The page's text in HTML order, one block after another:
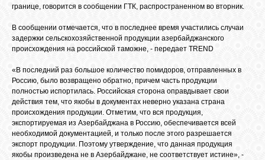
ФОРУМ
О САЙТЕ
границе, говорится в сообщении ГТК, распространенном во вторник.
В сообщении отмечается, что в последнее время участились случаи
задержки сельскохозяйственной продукции азербайджанского
происхождения на российской таможне, - передает TREND
«В последний раз большое количество помидоров, отправленных в
Россию, было возвращено обратно, причем часть продукции
полностью испортилась. Российская сторона оправдывает свои
действия тем, что якобы в документах неверно указана страна
происхождения продукции. Отметим, что вся продукция,
экспортируемая из Азербайджана в Россию, обеспечивается всей
необходимой документацией, и только после этого разрешается
экспорт продукции. Поэтому утверждение, что данная продукция
якобы произведена не в Азербайджане, не соответствует истине», -